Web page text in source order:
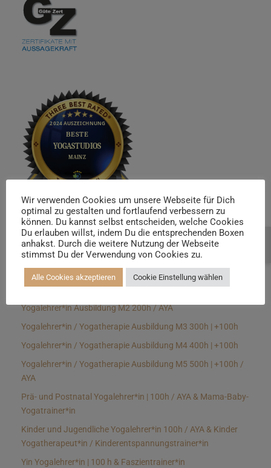
WAY Yoga Ausbildungen
Yogalehrer*in Ausbildung M1 | 100h / AYA + Modul 2
Yogalehrer*in Ausbildung M2 200h / AYA
Yogalehrer*in / Yogatherapie Ausbildung M3 300h | +100h
Yogalehrer*in / Yogatherapie Ausbildung M4 400h | +100h
Yogalehrer*in / Yogatherapie Ausbildung M5 500h | +100h /
AYA
Prä- und Postnatal Yogalehrer*in | 100h / AYA & Mama-Baby-
Yogatrainer*in
Kinder und Jugendliche Yogalehrer*in 100h / AYA & Kinder
Yogatherapeut*in / Kinderentspannungstrainer*in
Yin Yogalehrer*in | 100 h & Faszientrainer*in
Wir verwenden Cookies um unsere Webseite für Dich
optimal zu gestalten und fortlaufend verbessern zu
können. Du kannst selbst entscheiden, welche Cookies
Du erlauben willst, indem Du die entsprechenden Boxen
anhakst. Durch die weitere Nutzung der Webseite
stimmst Du der Verwendung von Cookies zu.
Alle Cookies akzeptieren Cookie Einstellung wählen
Beratung buchen